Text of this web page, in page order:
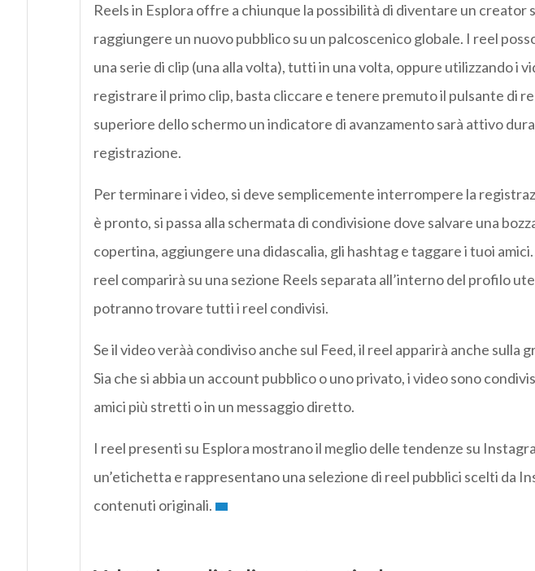
Reels in Esplora offre a chiunque la possibilità di diventare un creator
raggiungere un nuovo pubblico su un palcoscenico globale. I reel
una serie di clip (una alla volta), tutti in una volta, oppure utilizzando i
registrare il primo clip, basta cliccare e tenere premuto il pulsante di
superiore dello schermo un indicatore di avanzamento sarà attivo
registrazione.
Per terminare i video, si deve semplicemente interrompere la
è pronto, si passa alla schermata di condivisione dove salvare una
copertina, aggiungere una didascalia, gli hashtag e taggare i tuoi
reel comparirà su una sezione Reels separata all’interno del profilo
potranno trovare tutti i reel condivisi.
Se il video veràà condiviso anche sul Feed, il reel apparirà anche sulla
Sia che si abbia un account pubblico o uno privato, i video sono
amici più stretti o in un messaggio diretto.
I reel presenti su Esplora mostrano il meglio delle tendenze su
un’etichetta e rappresentano una selezione di reel pubblici scelti da
contenuti originali.